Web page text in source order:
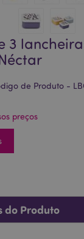
3
de Produto -
preços
do Produto